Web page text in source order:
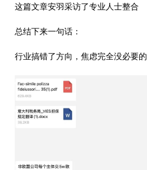
这篇文章安羽采访了专业人士整合
总结下来一句话：
行业搞错了方向，焦虑完全没必要的